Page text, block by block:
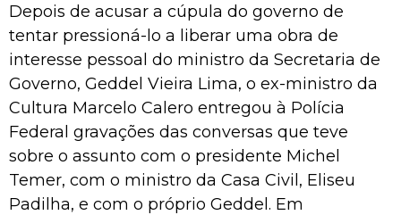
Depois de acusar a cúpula do governo de
tentar pressioná-lo a liberar uma obra de
interesse pessoal do ministro da Secretaria de
Governo, Geddel Vieira Lima, o ex-ministro da
Cultura Marcelo Calero entregou à Polícia
Federal gravações das conversas que teve
sobre o assunto com o presidente Michel
Temer, com o ministro da Casa Civil, Eliseu
Padilha, e com o próprio Geddel. Em